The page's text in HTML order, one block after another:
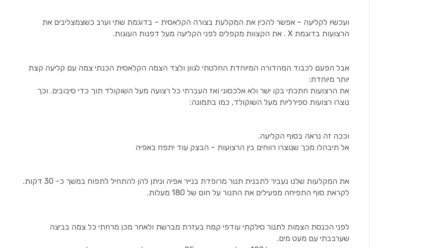
ועכשיו לקליעה – אפשר להכין את המקלעת בצורה הקלאסית – בדוגמת שתי וערב כשצמצליבים את
הרצועות בדוגמת X . את הקצוות מקפלים לפני הקליעה מעל דפנות העוגות.
אבל הפעם לכבוד המהדורה המיוחדת החלטתי לגוון ולצד הצמה הקלאסית הכנתי צמה עם קליעה קצת
יותר מיוחדת:
את הרצועות חתכתי בקו ישר ולא אלכסוני ואז העברתי כל רצועה מעל השוקולד תוך כדי סיבובים. וכך
נוצרו רצועות ספירליות מעל השוקולד, כמו בתמונה:
וככה זה נראה בסוף הקליעה.
אל תיבהלו מכך שנוצרו רווחים בין הרצועות – הבצק עוד יתפח באפיה
את המקלעות שלנו נעביר לתבנית תנור מרופדת בנייר אפיה וניתן להן להתחיל לתפוח במשך כ- 30 דקות.
לקראת סוף התפיחה מפעילים את התנור על חום של 180 מעלות.
לפני הכנסת הצמות לתנור סילקתי עודפי קמח בעזרת מברשת ולאחר מכן מרחתי כל צמה בביצה
שערבבתי עם מעט מים.